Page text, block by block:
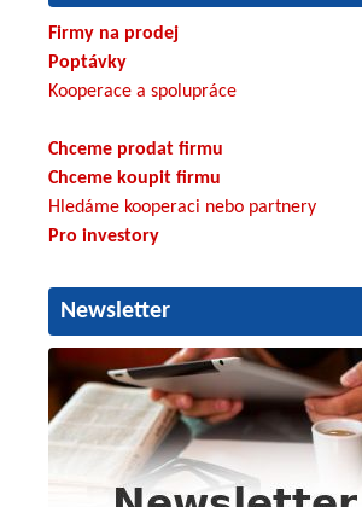
Firmy na prodej
Poptávky
Kooperace a spolupráce
Chceme prodat firmu
Chceme koupit firmu
Hledáme kooperaci nebo partnery
Pro investory
Newsletter